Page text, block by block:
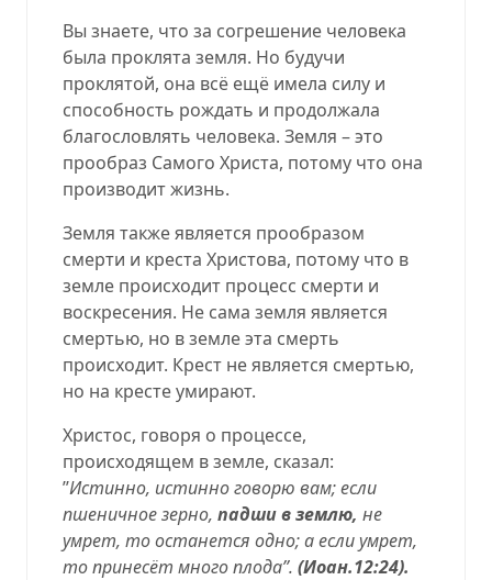
Вы знаете, что за согрешение человека
была проклята земля. Но будучи
проклятой, она всё ещё имела силу и
способность рождать и продолжала
благословлять человека. Земля – это
прообраз Самого Христа, потому что она
производит жизнь.
Земля также является прообразом
смерти и креста Христова, потому что в
земле происходит процесс смерти и
воскресения. Не сама земля является
смертью, но в земле эта смерть
происходит. Крест не является смертью,
но на кресте умирают.
Христос, говоря о процессе,
происходящем в земле, сказал:
’’Истинно, истинно говорю вам; если
пшеничное зерно, падши в землю, не
умрет, то останется одно; а если умрет,
то принесёт много плода’’. (Иоан.12:24).